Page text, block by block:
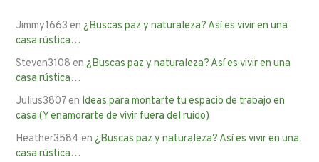
Jimmy1663 en¿Buscas paz y naturaleza? Así es vivir en una
casa rústica…
Steven3108 en¿Buscas paz y naturaleza? Así es vivir en una
casa rústica…
Julius3807en Ideas para montarte tu espacio de trabajo en
casa (Y enamorarte de vivir fuera del ruido)
Heather3584 en¿Buscas paz y naturaleza? Así es vivir en una
casa rústica…